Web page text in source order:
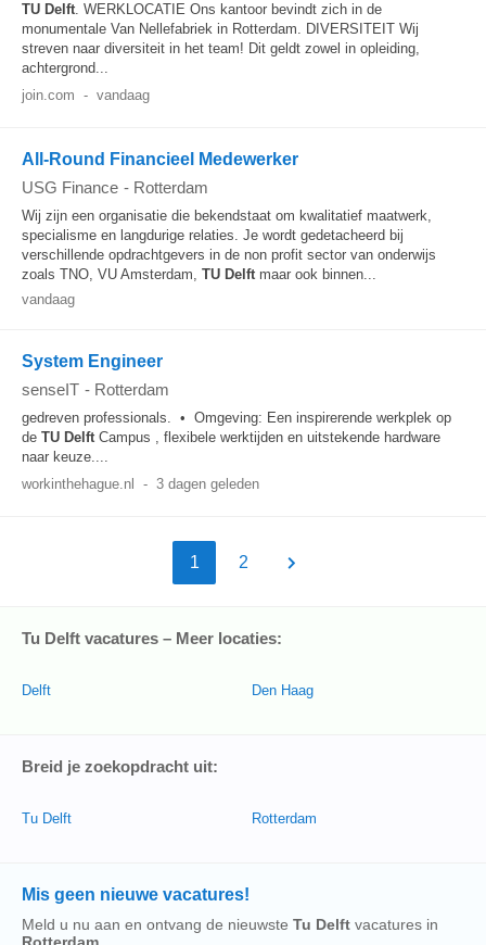
TU Delft. WERKLOCATIE Ons kantoor bevindt zich in de
monumentale Van Nellefabriek in Rotterdam. DIVERSITEIT Wij
streven naar diversiteit in het team! Dit geldt zowel in opleiding,
achtergrond...
join.com - vandaag
All-Round Financieel Medewerker
USG Finance - Rotterdam
Wij zijn een organisatie die bekendstaat om kwalitatief maatwerk,
specialisme en langdurige relaties. Je wordt gedetacheerd bij
verschillende opdrachtgevers in de non profit sector van onderwijs
zoals TNO, VU Amsterdam, TU Delftmaar ook binnen...
vandaag
System Engineer
senseIT - Rotterdam
gedreven professionals. • Omgeving: Een inspirerende werkplek op
de TU DelftCampus , flexibele werktijden en uitstekende hardware
naar keuze....
workinthehague.nl
- 3 dagen geleden
1 2
Tu Delft vacatures – Meer locaties:
Delft Den Haag
Breid je zoekopdracht uit:
Tu Delft Rotterdam
Mis geen nieuwe vacatures!
Meld u nu aan en ontvang de nieuwste Tu Delft vacatures in